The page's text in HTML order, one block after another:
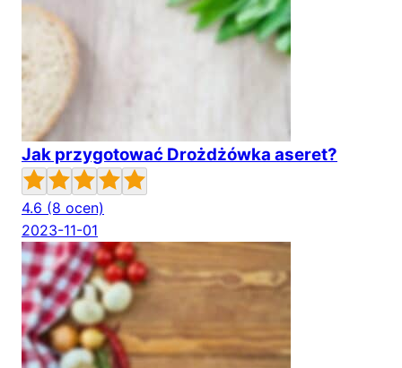
Jak przygotować Drożdżówka aseret?
4.6 (8 ocen)
2023-11-01